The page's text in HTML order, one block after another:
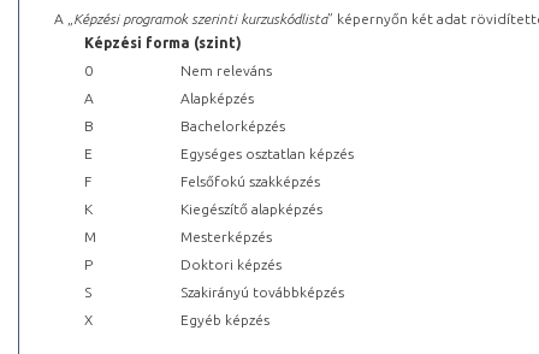
A „ Képzési programok szerinti kurzuskódlista” képernyőn két adat
Képzési forma (szint)
0
Nem releváns
A
Alapképzés
B
Bachelorképzés
E
Egységes osztatlan képzés
F
Felsőfokú szakképzés
K
Kiegészítő alapképzés
M
Mesterképzés
P
Doktori képzés
S
Szakirányú továbbképzés
X
Egyéb képzés